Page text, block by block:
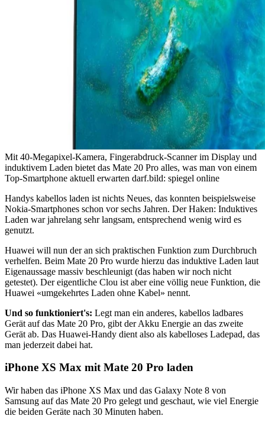
Mit 40-Megapixel-Kamera, Fingerabdruck-Scanner im Display und
induktivem Laden bietet das Mate 20 Pro alles, was man von einem
Top-Smartphone aktuell erwarten darf.bild: spiegel online
Handys kabellos laden ist nichts Neues, das konnten beispielsweise
Nokia-Smartphones schon vor sechs Jahren. Der Haken: Induktives
Laden war jahrelang sehr langsam, entsprechend wenig wird es
genutzt.
Huawei will nun der an sich praktischen Funktion zum Durchbruch
verhelfen. Beim Mate 20 Pro wurde hierzu das induktive Laden laut
Eigenaussage massiv beschleunigt (das haben wir noch nicht
getestet). Der eigentliche Clou ist aber eine völlig neue Funktion, die
Huawei «umgekehrtes Laden ohne Kabel» nennt.
Und so funktioniert's: Legt man ein anderes, kabellos ladbares
Gerät auf das Mate 20 Pro, gibt der Akku Energie an das zweite
Gerät ab. Das Huawei-Handy dient also als kabelloses Ladepad, das
man jederzeit dabei hat.
iPhone XS Max mit Mate 20 Pro laden
Wir haben das iPhone XS Max und das Galaxy Note 8 von
Samsung auf das Mate 20 Pro gelegt und geschaut, wie viel Energie
die beiden Geräte nach 30 Minuten haben.